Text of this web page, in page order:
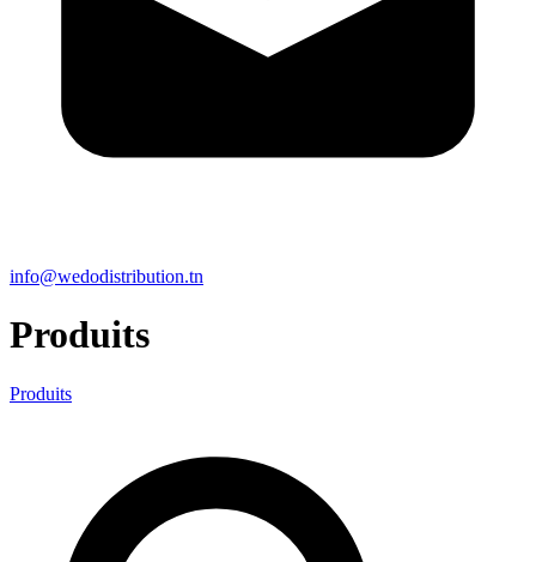
info@wedodistribution.tn
Produits
Produits